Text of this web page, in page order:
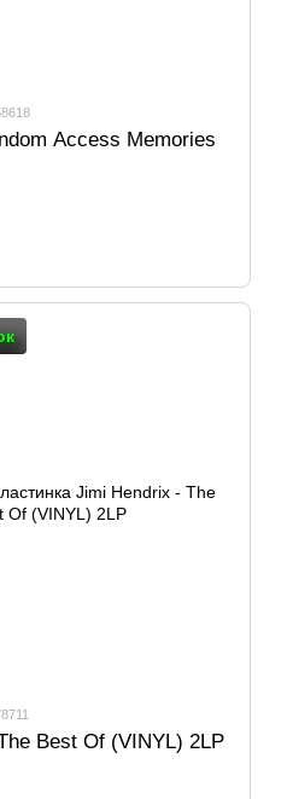
Access Memories
Best Of (VINYL) 2LP